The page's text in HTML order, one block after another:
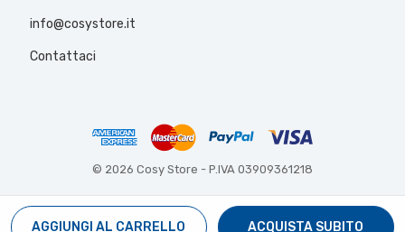
info@cosystore.it
Contattaci
© 2026 Cosy Store - P.IVA 03909361218